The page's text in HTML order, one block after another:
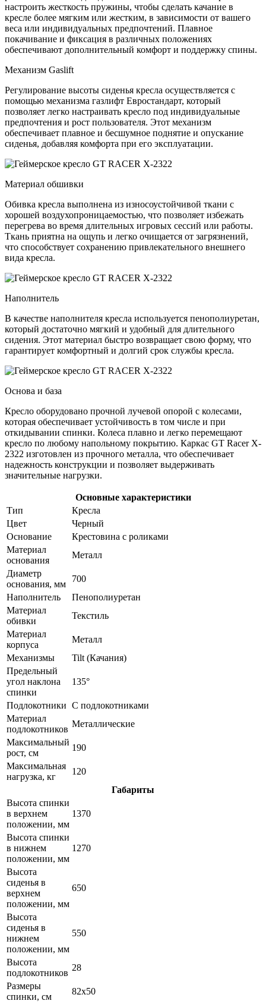
настроить жесткость пружины, чтобы сделать качание в
кресле более мягким или жестким, в зависимости от вашего
веса или индивидуальных предпочтений. Плавное
покачивание и фиксация в различных положениях
обеспечивают дополнительный комфорт и поддержку спины.
Механизм Gaslift
Регулирование высоты сиденья кресла осуществляется с
помощью механизма газлифт Евростандарт, который
позволяет легко настраивать кресло под индивидуальные
предпочтения и рост пользователя. Этот механизм
обеспечивает плавное и бесшумное поднятие и опускание
сиденья, добавляя комфорта при его эксплуатации.
Материал обшивки
Обивка кресла выполнена из износоустойчивой ткани с
хорошей воздухопроницаемостью, что позволяет избежать
перегрева во время длительных игровых сессий или работы.
Ткань приятна на ощупь и легко очищается от загрязнений,
что способствует сохранению привлекательного внешнего
вида кресла.
Наполнитель
В качестве наполнителя кресла используется пенополиуретан,
который достаточно мягкий и удобный для длительного
сидения. Этот материал быстро возвращает свою форму, что
гарантирует комфортный и долгий срок службы кресла.
Основа и база
Кресло оборудовано прочной лучевой опорой с колесами,
которая обеспечивает устойчивость в том числе и при
откидывании спинки. Колеса плавно и легко перемещают
кресло по любому напольному покрытию. Каркас GT Racer X-
2322 изготовлен из прочного металла, что обеспечивает
надежность конструкции и позволяет выдерживать
значительные нагрузки.
Основные характеристики
Тип
Кресла
Цвет
Черный
Основание
Крестовина с роликами
Материал
основания
Металл
Диаметр
основания, мм
700
Наполнитель
Пенополиуретан
Материал
обивки
Текстиль
Материал
корпуса
Металл
Механизмы
Tilt (Качания)
Предельный
угол наклона
спинки
135°
Подлокотники С подлокотниками
Материал
подлокотников
Металлические
Максимальный
рост, см
190
Максимальная
нагрузка, кг
120
Габариты
Высота спинки
в верхнем
положении, мм
1370
Высота спинки
в нижнем
положении, мм
1270
Высота
сиденья в
верхнем
положении, мм
650
Высота
сиденья в
нижнем
положении, мм
550
Высота
подлокотников
28
Размеры
спинки, см
82х50